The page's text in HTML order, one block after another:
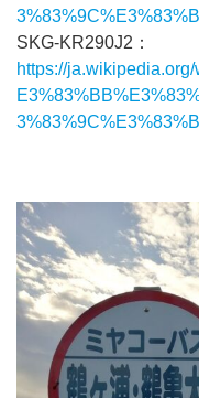
SKG-KR290J2：
https://